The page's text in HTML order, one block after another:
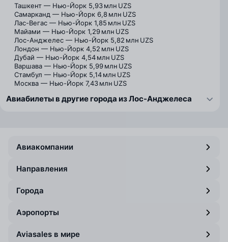
Ташкент — Нью-Йорк 5,93 млн UZS
Самарканд — Нью-Йорк 6,8 млн UZS
Лас-Вегас — Нью-Йорк 1,85 млн UZS
Майами — Нью-Йорк 1,29 млн UZS
Лос-Анджелес — Нью-Йорк 5,82 млн UZS
Лондон — Нью-Йорк 4,52 млн UZS
Дубай — Нью-Йорк 4,54 млн UZS
Варшава — Нью-Йорк 5,99 млн UZS
Стамбул — Нью-Йорк 5,14 млн UZS
Москва — Нью-Йорк 7,43 млн UZS
Авиабилеты в другие города из Лос-Анджелеса
Авиакомпании
Направления
Города
Аэропорты
Aviasales в мире